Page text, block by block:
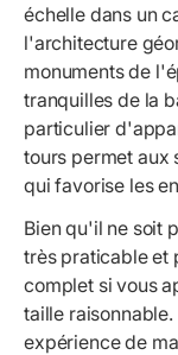
échelle dans un
l'architecture
monuments de
tranquilles de la
particulier
tours permet aux
qui favorise les
Bien qu'il ne soit
très praticable et
complet si vous
taille
expérience de